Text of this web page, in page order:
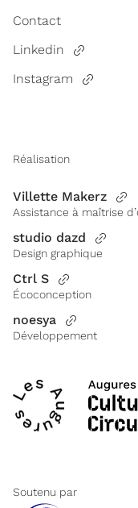
Contact
Linkedin
Instagram
Réalisation
Villette Makerz
Assistance à maîtrise
studio dazd
Design graphique
Ctrl S
Écoconception
noesya
Développement
Soutenu par